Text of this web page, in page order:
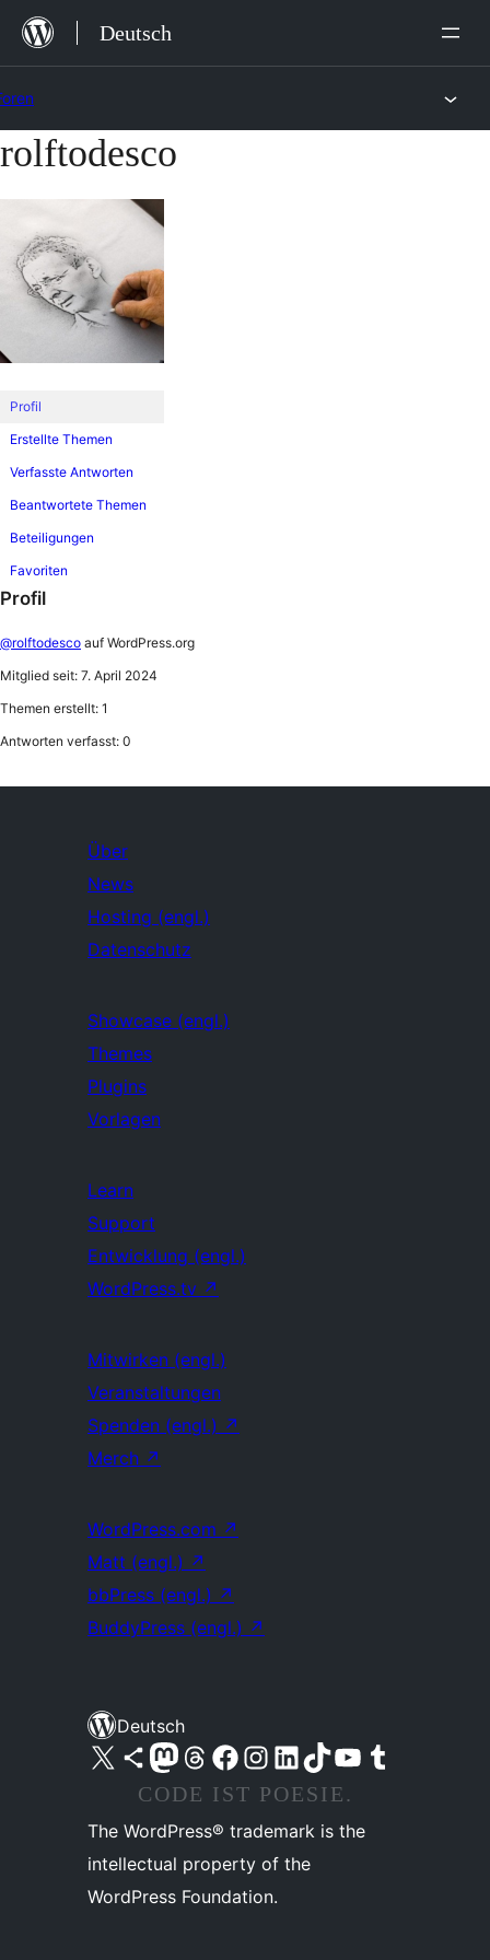
Zum
Inhalt
Deutsch
Zum
rolftodesco
Profil
Erstellte Themen
Verfasste Antworten
Beantwortete Themen
Beteiligungen
Favoriten
Profil
@rolftodesco auf WordPress.org
Mitglied seit: 7. April 2024
Themen erstellt: 1
Antworten verfasst: 0
Über
News
Hosting (engl.)
Datenschutz
Showcase (engl.)
Themes
Plugins
Vorlagen
Learn
Support
Entwicklung (engl.)
WordPress.tv ↗
Mitwirken (engl.)
Veranstaltungen
Spenden (engl.) ↗
Merch ↗
WordPress.com ↗
Matt (engl.) ↗
bbPress (engl.) ↗
BuddyPress (engl.) ↗
Deutsch
Unser X-Konto (früher Twitter) besuchen
Unser Bluesky-Konto besuchen
Unser Mastodon-Konto besuchen
Unser Threads-Konto besuchen
Unsere Facebook-Seite besuchen
Unser Instagram-Konto besuchen
Unser LinkedIn-Konto besuchen
Unser TikTok-Konto besuchen
Unseren YouTube-Kanal besuchen
Unser Tumblr-Konto besuchen
CODE IST POESIE.
The WordPress® trademark is the
intellectual property of the
WordPress Foundation.